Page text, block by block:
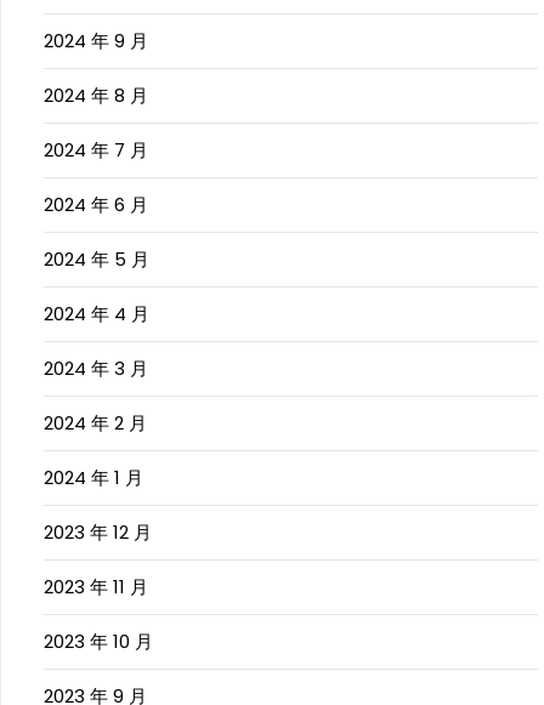
2024 年 9 月
2024 年 8 月
2024 年 7 月
2024 年 6 月
2024 年 5 月
2024 年 4 月
2024 年 3 月
2024 年 2 月
2024 年 1 月
2023 年 12 月
2023 年 11 月
2023 年 10 月
2023 年 9 月